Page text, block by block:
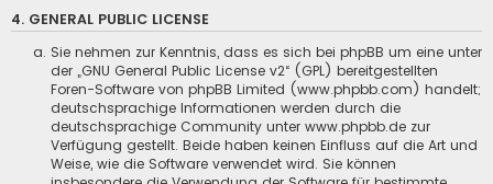
4. GENERAL PUBLIC LICENSE
Sie nehmen zur Kenntnis, dass es sich bei phpBB um eine unter
der „GNU General Public License v2“ (GPL) bereitgestellten
Foren-Software von phpBB Limited (www.phpbb.com) handelt;
deutschsprachige Informationen werden durch die
deutschsprachige Community unter www.phpbb.de zur
Verfügung gestellt. Beide haben keinen Einfluss auf die Art und
Weise, wie die Software verwendet wird. Sie können